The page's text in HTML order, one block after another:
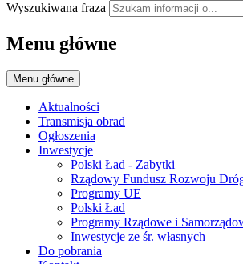
Wyszukiwana fraza
Menu główne
Menu główne
Aktualności
Transmisja obrad
Ogłoszenia
Inwestycje
Polski Ład - Zabytki
Rządowy Fundusz Rozwoju
Programy UE
Polski Ład
Programy Rządowe i
Inwestycje ze śr. własnych
Do pobrania